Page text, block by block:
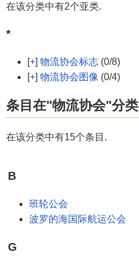
在该分类中有2个亚类.
*
[+] 物流协会标志 (0/8)
[+] 物流协会图像 (0/4)
条目在"物流协会"分类
在该分类中有15个条目.
B
班轮公会
波罗的海国际航运公会
G